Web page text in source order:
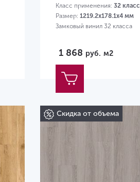
Класс применения: 32 класс
Размер: 1219.2х178.1х4 мм
Замковый винил 32 класса
1 868 руб. м2
Скидка от объема